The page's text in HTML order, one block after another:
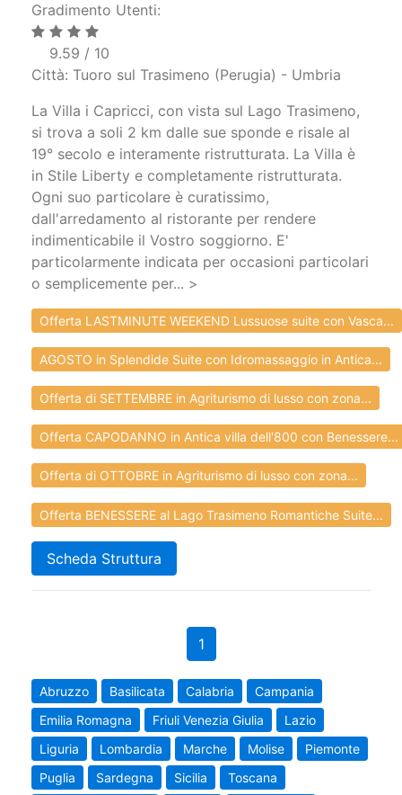
Gradimento Utenti:
9.59 / 10
Città: Tuoro sul Trasimeno (Perugia) - Umbria
La Villa i Capricci, con vista sul Lago Trasimeno,
si trova a soli 2 km dalle sue sponde e risale al
19° secolo e interamente ristrutturata. La Villa è
in Stile Liberty e completamente ristrutturata.
Ogni suo particolare è curatissimo,
dall'arredamento al ristorante per rendere
indimenticabile il Vostro soggiorno. E'
particolarmente indicata per occasioni particolari
o semplicemente per... >
Offerta LASTMINUTE WEEKEND Lussuose suite con Vasca...
AGOSTO in Splendide Suite con Idromassaggio in Antica...
Offerta di SETTEMBRE in Agriturismo di lusso con zona...
Offerta CAPODANNO in Antica villa dell'800 con Benessere...
Offerta di OTTOBRE in Agriturismo di lusso con zona...
Offerta BENESSERE al Lago Trasimeno Romantiche Suite...
Scheda Struttura
1
Abruzzo Basilicata Calabria
Campania
Emilia Romagna
Friuli Venezia Giulia
Lazio
Liguria
Lombardia Marche Molise
Piemonte
Puglia
Sardegna Sicilia Toscana